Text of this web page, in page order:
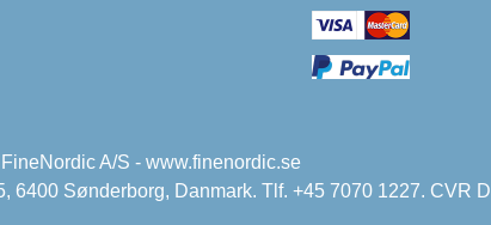
FineNordic A/S - www.finenordic.se
6400 Sønderborg, Danmark. Tlf. +45 7070 1227. CVR